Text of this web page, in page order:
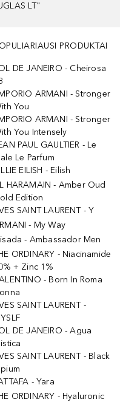
LT"
PRODUKTAI
DE JANEIRO - Cheirosa
ARMANI - Stronger
You
ARMANI - Stronger
You Intensely
PAUL GAULTIER - Le
Le Parfum
EILISH - Eilish
HARAMAIN - Amber Oud
Edition
SAINT LAURENT - Y
- My Way
- Ambassador Men
ORDINARY - Niacinamide
+ Zinc 1%
- Born In Roma
SAINT LAURENT -
DE JANEIRO - Agua
SAINT LAURENT - Black
- Yara
ORDINARY - Hyaluronic